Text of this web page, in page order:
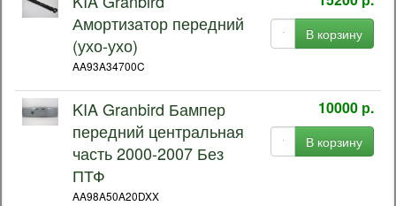
Амортизатор передний
(ухо-ухо)
AA93A34700C
В корзину
KIA Granbird Бампер
передний центральная
часть 2000-2007 Без
ПТФ
AA98A50A20DXX
10000 р.
В корзину